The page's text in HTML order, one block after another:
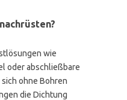
wie
oder abschließbare
ohne Bohren
die Dichtung